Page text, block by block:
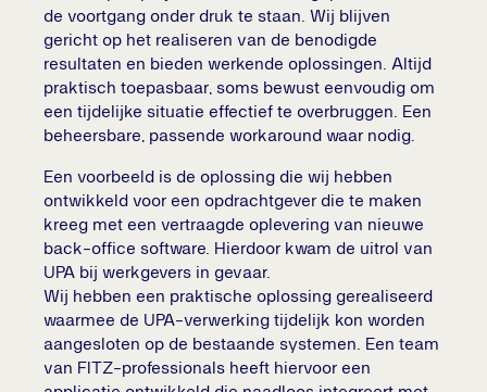
de voortgang onder druk te staan. Wij blijven
gericht op het realiseren van de benodigde
resultaten en bieden werkende oplossingen. Altijd
praktisch toepasbaar, soms bewust eenvoudig om
een tijdelijke situatie effectief te overbruggen. Een
beheersbare, passende workaround waar nodig.
Een voorbeeld is de oplossing die wij hebben
ontwikkeld voor een opdrachtgever die te maken
kreeg met een vertraagde oplevering van nieuwe
back-office software. Hierdoor kwam de uitrol van
UPA bij werkgevers in gevaar.
Wij hebben een praktische oplossing gerealiseerd
waarmee de UPA-verwerking tijdelijk kon worden
aangesloten op de bestaande systemen. Een team
van FITZ-professionals heeft hiervoor een